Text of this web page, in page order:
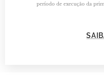
período de execução da